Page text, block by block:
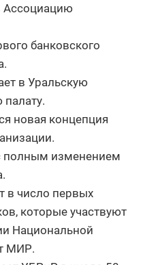
Ассоциацию
банковского
в Уральскую
новая концепция
полным изменением
в число первых
которые участвуют
Национальной
МИР.